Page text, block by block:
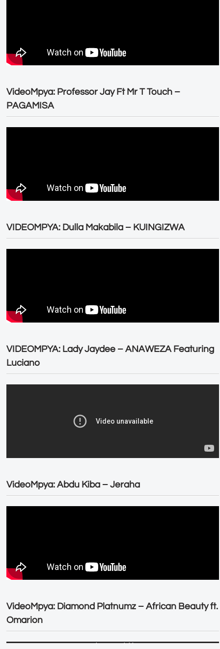
VideoMpya: Professor Jay Ft Mr T Touch –
PAGAMISA
VIDEOMPYA: Dulla Makabila – KUINGIZWA
VIDEOMPYA: Lady Jaydee – ANAWEZA Featuring
Luciano
VideoMpya: Abdu Kiba – Jeraha
VideoMpya: Diamond Platnumz – African Beauty ft.
Omarion